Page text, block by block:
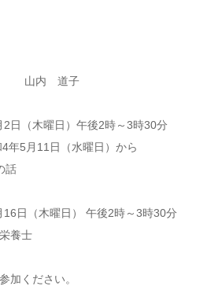
ー 山内 道子
2日（木曜日）午後2時～3時30分
年5月11日（水曜日）から
話
16日（木曜日） 午後2時～3時30分
養士
加ください。